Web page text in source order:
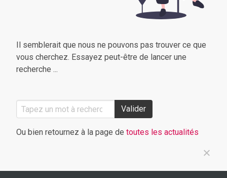
Il semblerait que nous ne pouvons pas trouver ce que
vous cherchez. Essayez peut-être de lancer une
recherche ...
Valider
Ou bien retournez à la page de toutes les actualités